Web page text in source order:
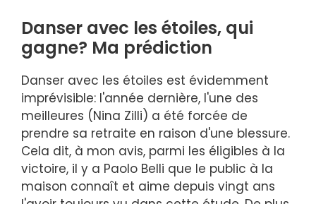
Danser avec les étoiles, qui
gagne? Ma prédiction
Danser avec les étoiles est évidemment
imprévisible: l'année dernière, l'une des
meilleures (Nina Zilli) a été forcée de
prendre sa retraite en raison d'une blessure.
Cela dit, à mon avis, parmi les éligibles à la
victoire, il y a Paolo Belli que le public à la
maison connaît et aime depuis vingt ans